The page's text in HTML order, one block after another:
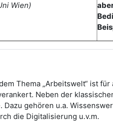
Wien)
Thema „Arbeitswelt“ ist
Neben der
Dazu gehören u.a.
die Digitalisierung u.v.m.